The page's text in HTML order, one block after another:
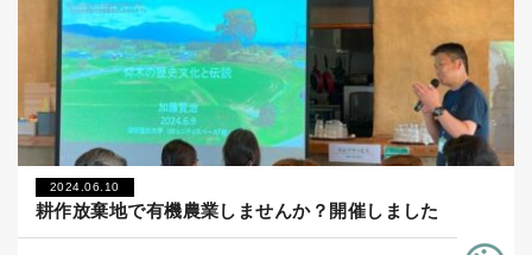
2024.06.10
耕作放棄地で有機農業しませんか？開催しました